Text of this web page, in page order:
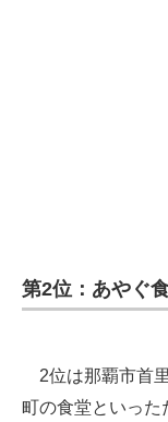
第2位：あやぐ
2位は那覇市首
町の食堂といった